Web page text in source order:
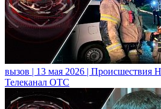
вызов | 13 мая 2026 | Происшествия
Телеканал ОТС